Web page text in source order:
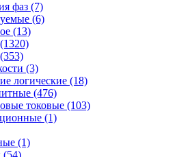
фаз (7)
(6)
(13)
(3)
логические (18)
(476)
токовые (103)
(1)
(1)
(54)